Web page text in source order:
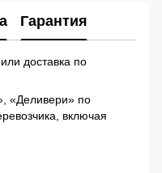
Гарантия
доставка по
«Деливери» по
включая